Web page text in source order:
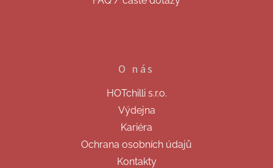
O nás
HOTchilli s.r.o.
Výdejna
Kariéra
Ochrana osobních údajů
Kontakty